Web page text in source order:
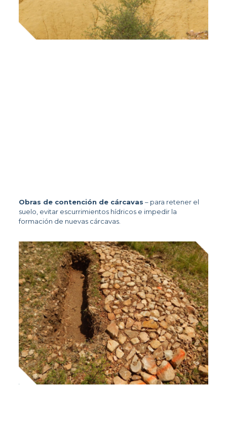
Obras de contención de cárcavas – para retener el
suelo, evitar escurrimientos hídricos e impedir la
formación de nuevas cárcavas.